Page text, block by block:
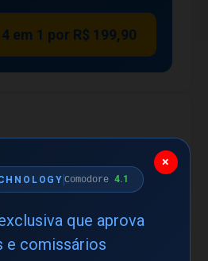
em 1 por R$ 199,90
aprovação do pagamento
×
Comodore4.1
que aprova
e comissários